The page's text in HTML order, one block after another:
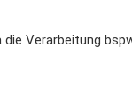
Verarbeitung